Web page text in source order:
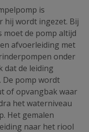
is
hij wordt ingezet. Bij
de pomp altijd
afvoerleiding met
onder
dat de leiding
De pomp wordt
of opvangbak waar
het waterniveau
Het gemalen
naar het riool